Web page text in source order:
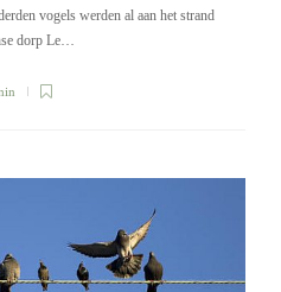
vogels werden al aan het strand
dorp Le…